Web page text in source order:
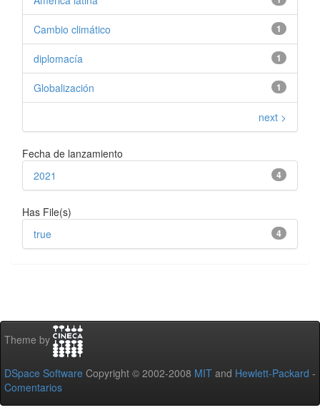
1
Cambio climático
1
diplomacía
1
Globalización
next >
Fecha de lanzamiento
4
2021
Has File(s)
4
true
Theme by
DSpace Software Copyright © 2002-2008 MIT and Hewlett-Packard -
Comentarios